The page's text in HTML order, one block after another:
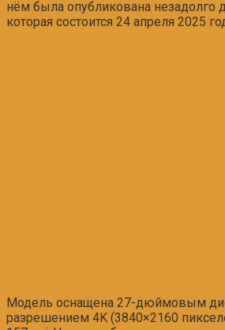
нём была опубликована незадолго
которая состоится 24 апреля 2025
Модель оснащена 27-дюймовым
разрешением 4K (3840×2160